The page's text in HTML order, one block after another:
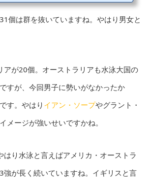
個は群を抜いていますね。やはり男女と
アが20個。オーストラリアも水泳大国の
すが、今回男子に勢いがなかったか
す。やはり イアン・ソープやグラント・
メージが強いせいですかね。
はり水泳と言えばアメリカ・オーストラ
強が長く続いていますね。イギリスと言